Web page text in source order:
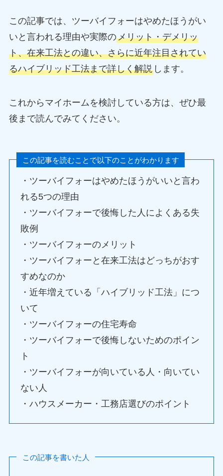
この記事では、ツーバイフォーはやめたほうがい
いと言われる理由や実際のメリット・デメリッ
ト、在来工法との違い、さらに近年注目されてい
るハイブリッド工法まで詳しく解説します。
これからマイホームを検討している方は、ぜひ最
後まで読んでみてください。
この記事を読むことで以下のことがわかります
・ツーバイフォーはやめたほうがいいと言わ
れる5つの理由
・ツーバイフォーで後悔した人によくある失
敗例
・ツーバイフォーのメリット
・ツーバイフォーと在来工法はどっちがおす
すめなのか
・近年増えている「ハイブリッド工法」につ
いて
・ツーバイフォーの住宅寿命
・ツーバイフォーで後悔しないためのポイン
ト
・ツーバイフォーが向いている人・向いてい
ない人
・ハウスメーカー・工務店選びのポイント
この記事を書いた人